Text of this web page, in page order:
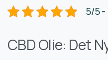
5/5
CBD Olie: Det